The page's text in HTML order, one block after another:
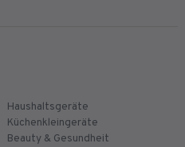
Haushaltsgeräte
Küchenkleingeräte
Beauty & Gesundheit